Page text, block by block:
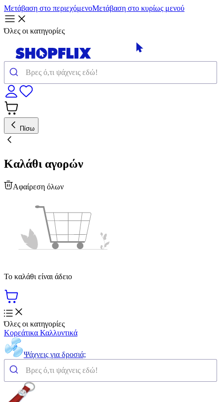
Μετάβαση στο περιεχόμενοΜετάβαση στο κυρίως μενού
Όλες οι κατηγορίες
Πίσω
Καλάθι αγορών
Αφαίρεση όλων
Το καλάθι είναι άδειο
Όλες οι κατηγορίες
Κορεάτικα Καλλυντικά
Ψάχνεις για δροσιά;